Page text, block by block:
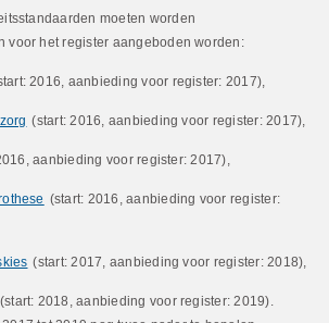
moeten worden
voor het register aangeboden worden:
2016, aanbieding voor register: 2017),
(start: 2016, aanbieding voor register: 2017),
aanbieding voor register: 2017),
(start: 2016, aanbieding voor register:
(start: 2017, aanbieding voor register: 2018),
(start: 2018, aanbieding voor register: 2019).